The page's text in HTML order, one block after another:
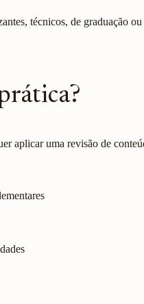
técnicos, de graduação
aplicar uma revisão de